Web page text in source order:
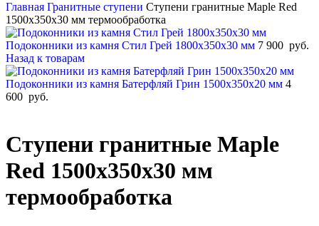
Главная Гранитные ступени Ступени гранитные Maple Red
1500х350х30 мм термообработка
Подоконники из камня Стил Грей 1800х350х30 мм 7 900 руб.
Назад к товарам
Подоконники из камня Батерфляй Грин 1500х350х20 мм 4
600 руб.
Ступени гранитные Maple
Red 1500х350х30 мм
термообработка